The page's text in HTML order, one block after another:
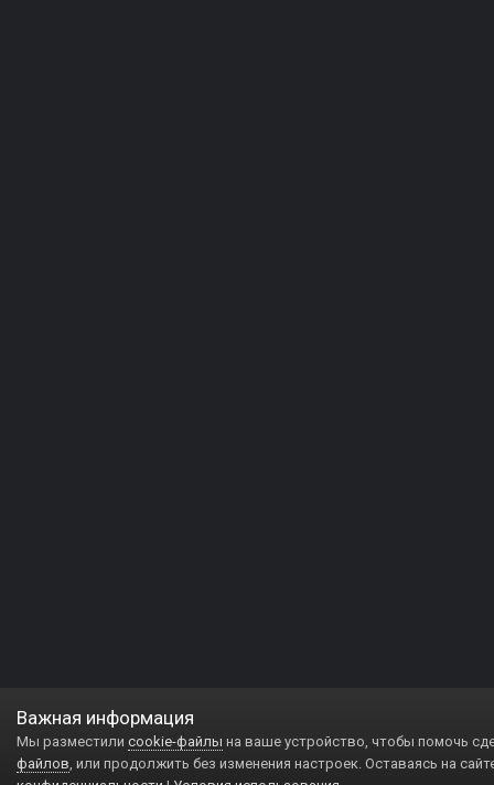
Важная информация
Мы разместили cookie-файлы на ваше устройство, чтобы помочь
файлов, или продолжить без изменения настроек. Оставаясь на